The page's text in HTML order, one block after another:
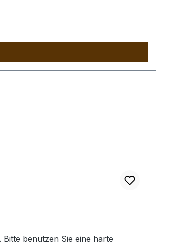
benutzen Sie eine harte